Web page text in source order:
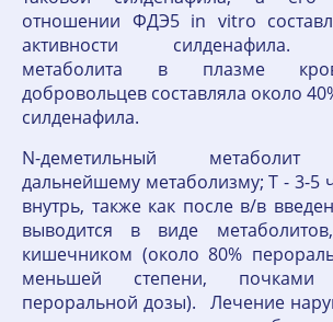
отношении ФДЭ5 in vitro
активности силденафила.
метаболита в плазме
добровольцев составляла около
силденафила.
N-деметильный метаболит
дальнейшему метаболизму; T - 3-5
внутрь, также как после в/в
выводится в виде
кишечником (около 80%
меньшей степени,
пероральной дозы). Лечение